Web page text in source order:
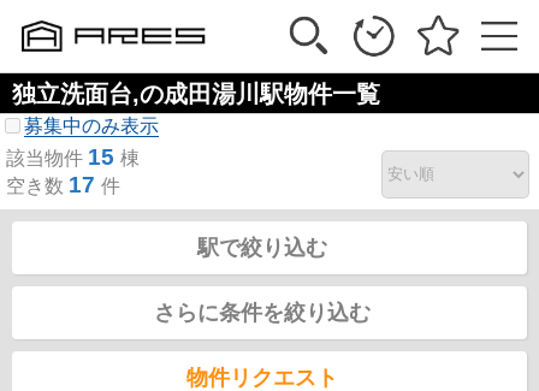
独立洗面台,の成田湯川駅物件一覧
募集中のみ表示
該当物件 15 棟
空き数 17 件
駅で絞り込む
さらに条件を絞り込む
物件リクエスト